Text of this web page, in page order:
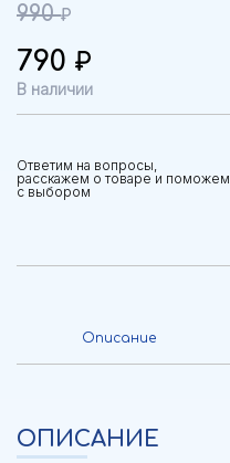
990
790
В наличии
Ответим на вопросы,
расскажем о товаре и поможем
с выбором
Описание
ОПИСАНИЕ